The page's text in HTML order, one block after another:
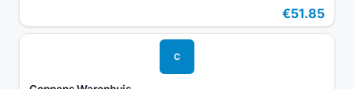
€51.85
C